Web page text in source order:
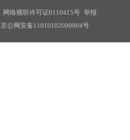
网络视听许可证0110415号 举报
京公网安备11010102000004号